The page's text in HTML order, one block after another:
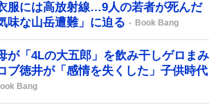
服には高放射線…9人の若者が死んだ
味な山岳遭難」に迫る
Book Bang
が「4Lの大五郎」を飲み干しゲロまみ
ブ徳井が「感情を失くした」子供時代
Bang